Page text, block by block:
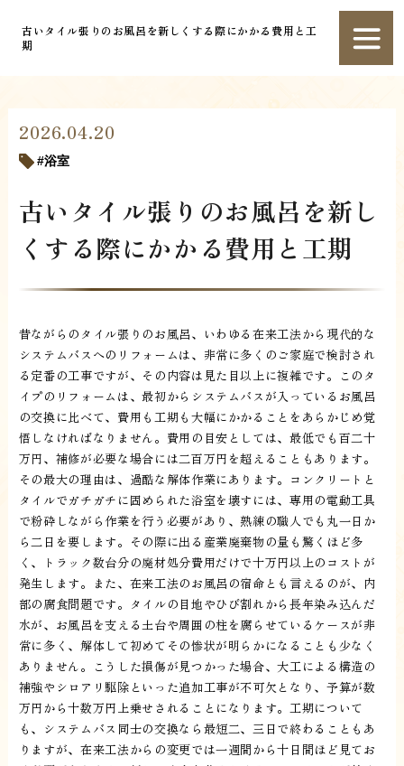
古いタイル張りのお風呂を新しくする際にかかる費用と工
期
2026.04.20
浴室
古いタイル張りのお風呂を新し
くする際にかかる費用と工期
昔ながらのタイル張りのお風呂、いわゆる在来工法から現代的な
システムバスへのリフォームは、非常に多くのご家庭で検討され
る定番の工事ですが、その内容は見た目以上に複雑です。このタ
イプのリフォームは、最初からシステムバスが入っているお風呂
の交換に比べて、費用も工期も大幅にかかることをあらかじめ覚
悟しなければなりません。費用の目安としては、最低でも百二十
万円、補修が必要な場合には二百万円を超えることもあります。
その最大の理由は、過酷な解体作業にあります。コンクリートと
タイルでガチガチに固められた浴室を壊すには、専用の電動工具
で粉砕しながら作業を行う必要があり、熟練の職人でも丸一日か
ら二日を要します。その際に出る産業廃棄物の量も驚くほど多
く、トラック数台分の廃材処分費用だけで十万円以上のコストが
発生します。また、在来工法のお風呂の宿命とも言えるのが、内
部の腐食問題です。タイルの目地やひび割れから長年染み込んだ
水が、お風呂を支える土台や周囲の柱を腐らせているケースが非
常に多く、解体して初めてその惨状が明らかになることも少なく
ありません。こうした損傷が見つかった場合、大工による構造の
補強やシロアリ駆除といった追加工事が不可欠となり、予算が数
万円から十数万円上乗せされることになります。工期について
も、システムバス同士の交換なら最短二、三日で終わることもあ
りますが、在来工法からの変更では一週間から十日間ほど見てお